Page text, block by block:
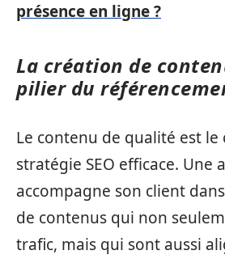
présence en ligne ?
La création de
pilier du
Le contenu de qualité est le
stratégie SEO efficace. Une
accompagne son client
de contenus qui non
trafic, mais qui sont aussi